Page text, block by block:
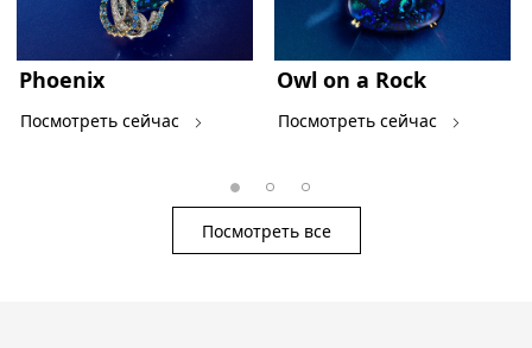
Phoenix
Посмотреть сейчас
Owl on a Rock
Посмотреть сейчас
Посмотреть все